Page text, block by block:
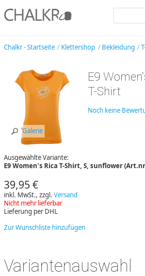
Chalkr - Startseite Klettershop Bekleidung
Galerie
E9
T-Shirt
Noch keine
Ausgewählte Variante:
E9 Women's Rica T-Shirt, S, sunflower
39,95 €
inkl. MwSt., zzgl. Versand
Nicht mehr lieferbar
Lieferung per DHL
Zur Wunschliste hinzufügen
Variantenauswahl